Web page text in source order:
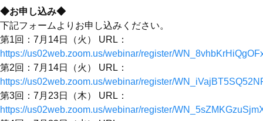
◆お申し込み◆
下記フォームよりお申し込みください。
第1回：7月14日（火） URL：
https://us02web.zoom.us/webinar/register/
第2回：7月14日（火） URL：
https://us02web.zoom.us/webinar/register/
第3回：7月23日（木） URL：
https://us02web.zoom.us/webinar/register/